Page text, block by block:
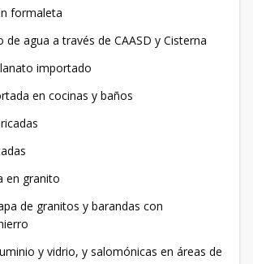
formaleta
de agua a través de CAASD y Cisterna
importado
en cocinas y baños
en granito
de granitos y barandas con
y vidrio, y salomónicas en áreas de